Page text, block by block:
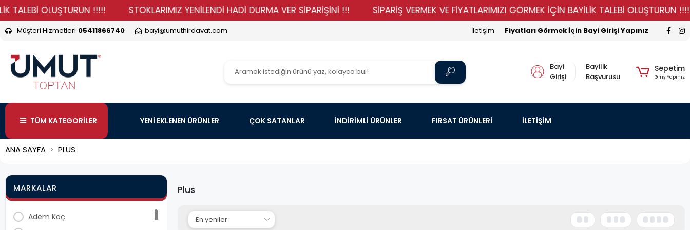
OLUŞTURUN !!!!! STOKLARIMIZ YENİLENDİ HADİ DURMA VER SİPARİŞİNİ !!! SİPARİŞ VERMEK VE FİYATLARIMIZI GÖRMEK İÇİN BAYİLİK TALEBİ OLUŞTURUN !!!!!
Müşteri Hizmetleri 05411866740 bayi@umuthirdavat.com Fiyatları Görmek İçin Bayi Girişi Yapınız
İletişim
Bayi
Girişi
Bayilik
Başvurusu
Sepetim
Giriş Yapınız
TÜM KATEGORİLER YENİ EKLENEN ÜRÜNLER ÇOK SATANLAR İNDİRİMLİ ÜRÜNLER FIRSAT ÜRÜNLERİ İLETİŞİM
ANA SAYFA PLUS
MARKALAR
Adem Koç
Plus